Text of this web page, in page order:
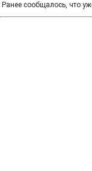
Ранее сообщалось, что